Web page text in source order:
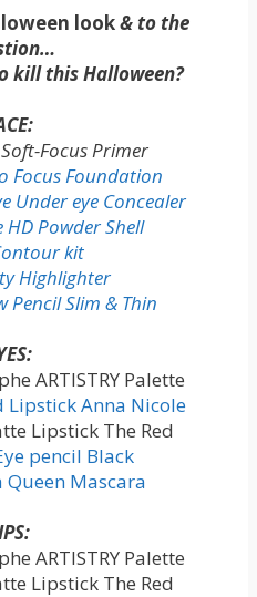
look& to the
kill this Halloween?
Focus Primer
Focus Foundation
Under eye Concealer
Powder Shell
kit
Highlighter
Pencil Slim & Thin
ARTISTRY Palette
Lipstick Anna Nicole
Lipstick The Red
pencil Black
Mascara
ARTISTRY Palette
Lipstick The Red